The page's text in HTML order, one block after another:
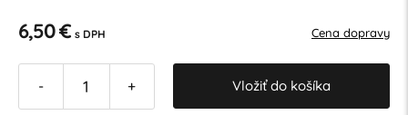
6,50 € s DPH Cena dopravy
- + Vložiť do košíka